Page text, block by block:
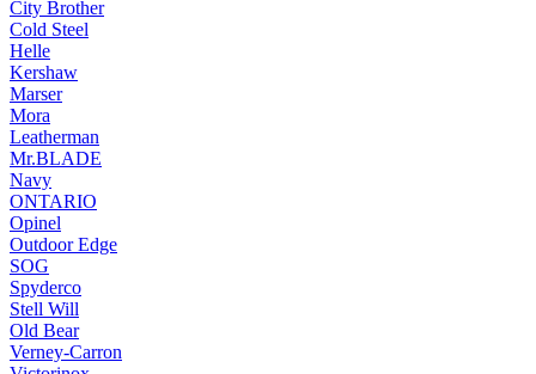
City Brother
Cold Steel
Helle
Kershaw
Marser
Mora
Leatherman
Mr.BLADE
Navy
ONTARIO
Opinel
Outdoor Edge
SOG
Spyderco
Stell Will
Old Bear
Verney-Carron